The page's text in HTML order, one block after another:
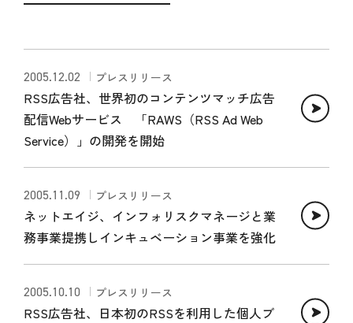
2005.12.02 プレスリリース
RSS広告社、世界初のコンテンツマッチ広告
配信Webサービス 「RAWS（RSS Ad Web
Service）」の開発を開始
2005.11.09 プレスリリース
ネットエイジ、インフォリスクマネージと業
務事業提携しインキュベーション事業を強化
2005.10.10 プレスリリース
RSS広告社、日本初のRSSを利用した個人ブ